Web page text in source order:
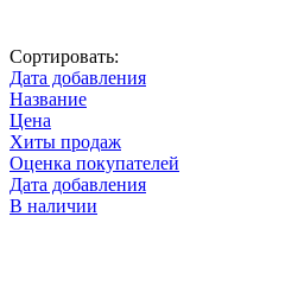
Сортировать:
Дата добавления
Название
Цена
Хиты продаж
Оценка покупателей
Дата добавления
В наличии